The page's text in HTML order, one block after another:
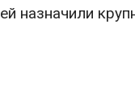
назначили